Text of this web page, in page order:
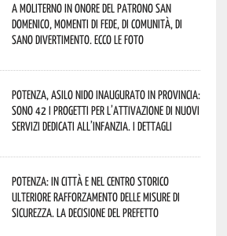
A Moliterno in onore del Patrono San
Domenico, momenti di fede, di comunità, di
sano divertimento. Ecco le foto
Potenza, asilo nido inaugurato in provincia:
sono 42 i progetti per l’attivazione di nuovi
servizi dedicati all’infanzia. I dettagli
Potenza: in città e nel centro storico
ulteriore rafforzamento delle misure di
sicurezza. La decisione del Prefetto